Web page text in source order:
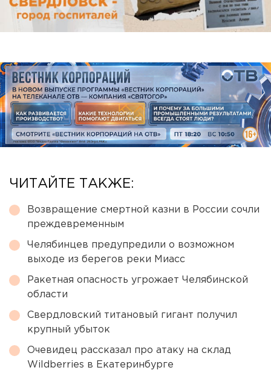
ЧИТАЙТЕ ТАКЖЕ:
Возвращение смертной казни в России сочли
преждевременным
Челябинцев предупредили о возможном
выходе из берегов реки Миасс
Ракетная опасность угрожает Челябинской
области
Свердловский титановый гигант получил
крупный убыток
Очевидец рассказал про атаку на склад
Wildberries в Екатеринбурге